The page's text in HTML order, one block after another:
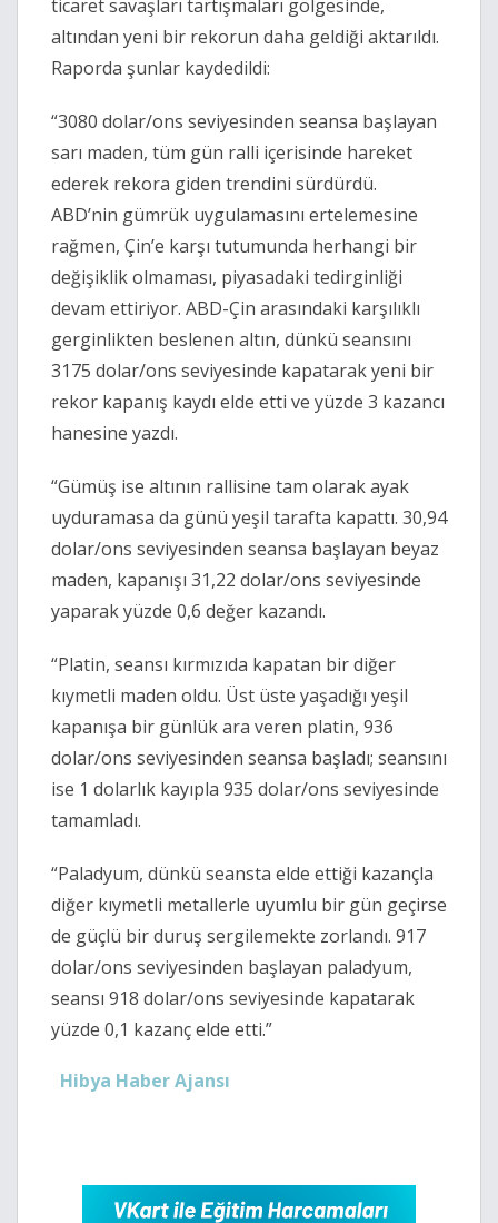
ticaret savaşları tartışmaları gölgesinde,
altından yeni bir rekorun daha geldiği aktarıldı.
Raporda şunlar kaydedildi:
“3080 dolar/ons seviyesinden seansa başlayan
sarı maden, tüm gün ralli içerisinde hareket
ederek rekora giden trendini sürdürdü.
ABD’nin gümrük uygulamasını ertelemesine
rağmen, Çin’e karşı tutumunda herhangi bir
değişiklik olmaması, piyasadaki tedirginliği
devam ettiriyor. ABD-Çin arasındaki karşılıklı
gerginlikten beslenen altın, dünkü seansını
3175 dolar/ons seviyesinde kapatarak yeni bir
rekor kapanış kaydı elde etti ve yüzde 3 kazancı
hanesine yazdı.
“Gümüş ise altının rallisine tam olarak ayak
uyduramasa da günü yeşil tarafta kapattı. 30,94
dolar/ons seviyesinden seansa başlayan beyaz
maden, kapanışı 31,22 dolar/ons seviyesinde
yaparak yüzde 0,6 değer kazandı.
“Platin, seansı kırmızıda kapatan bir diğer
kıymetli maden oldu. Üst üste yaşadığı yeşil
kapanışa bir günlük ara veren platin, 936
dolar/ons seviyesinden seansa başladı; seansını
ise 1 dolarlık kayıpla 935 dolar/ons seviyesinde
tamamladı.
“Paladyum, dünkü seansta elde ettiği kazançla
diğer kıymetli metallerle uyumlu bir gün geçirse
de güçlü bir duruş sergilemekte zorlandı. 917
dolar/ons seviyesinden başlayan paladyum,
seansı 918 dolar/ons seviyesinde kapatarak
yüzde 0,1 kazanç elde etti.”
Hibya Haber Ajansı